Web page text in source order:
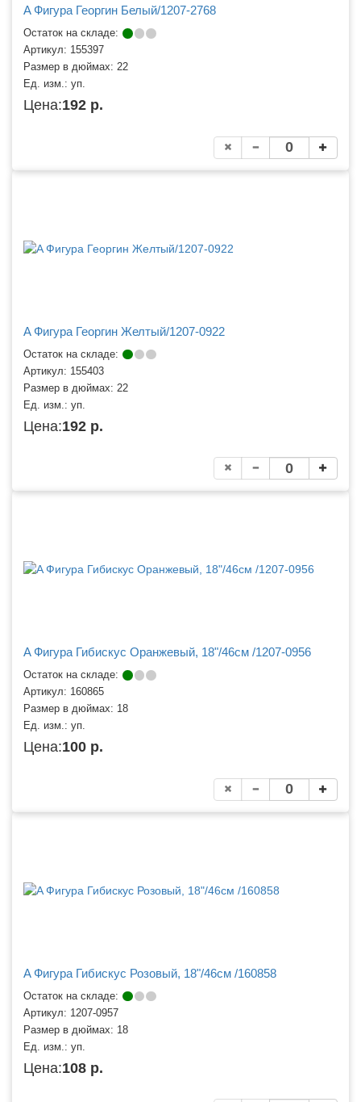
A Фигура Георгин Белый/1207-2768
Остаток на складе:
Артикул: 155397
Размер в дюймах: 22
Ед. изм.: уп.
Цена:192 р.
A Фигура Георгин Желтый/1207-0922
Остаток на складе:
Артикул: 155403
Размер в дюймах: 22
Ед. изм.: уп.
Цена:192 р.
A Фигура Гибискус Оранжевый, 18"/46см /1207-0956
Остаток на складе:
Артикул: 160865
Размер в дюймах: 18
Ед. изм.: уп.
Цена:100 р.
A Фигура Гибискус Розовый, 18"/46см /160858
Остаток на складе:
Артикул: 1207-0957
Размер в дюймах: 18
Ед. изм.: уп.
Цена:108 р.